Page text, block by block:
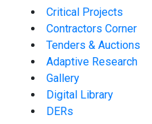
Critical Projects
Contractors Corner
Tenders & Auctions
Adaptive Research
Gallery
Digital Library
DERs